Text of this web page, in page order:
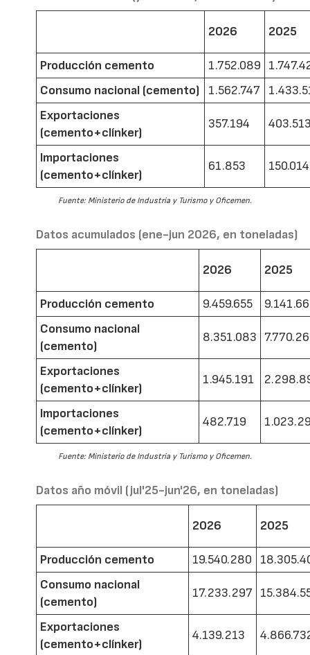
2026 2025
Producción cemento 1.752.089
Consumo nacional (cemento)
1.562.747
Exportaciones
(cemento+clínker)
357.194
Importaciones
(cemento+clínker)
61.853 150.014
Fuente: Ministerio de Industria y Turismo y Oficemen.
Datos acumulados (ene-jun 2026, en toneladas)
2026 2025
Producción cemento 9.459.655
Consumo nacional
(cemento)
8.351.083
Exportaciones
(cemento+clínker)
1.945.191
Importaciones
(cemento+clínker)
482.719
Fuente: Ministerio de Industria y Turismo y Oficemen.
Datos año móvil (jul'25-jun'26, en toneladas)
2026 2025
Producción cemento 19.540.280
Consumo nacional
(cemento)
17.233.297
Exportaciones
(cemento+clínker)
4.139.213